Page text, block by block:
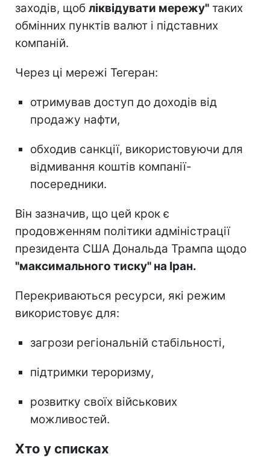
заходів, щоб ліквідувати мережу" таких
обмінних пунктів валют і підставних
компаній.
Через ці мережі Тегеран:
отримував доступ до доходів від
продажу нафти,
обходив санкції, використовуючи для
відмивання коштів компанії-
посередники.
Він зазначив, що цей крок є
продовженням політики адміністрації
президента США Дональда Трампа щодо
"максимального тиску" на Іран.
Перекриваються ресурси, які режим
використовує для:
загрози регіональній стабільності,
підтримки тероризму,
розвитку своїх військових
можливостей.
Хто у списках